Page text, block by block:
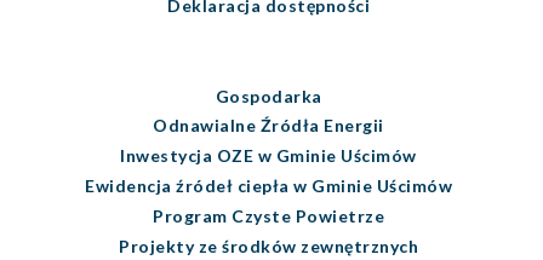
Deklaracja dostępności
Gospodarka
Odnawialne Źródła Energii
Inwestycja OZE w Gminie Uścimów
Ewidencja źródeł ciepła w Gminie Uścimów
Program Czyste Powietrze
Projekty ze środków zewnętrznych